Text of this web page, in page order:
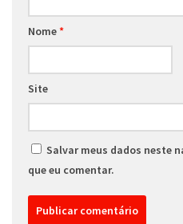
Nome*
Site
Salvar meus dados neste
que eu comentar.